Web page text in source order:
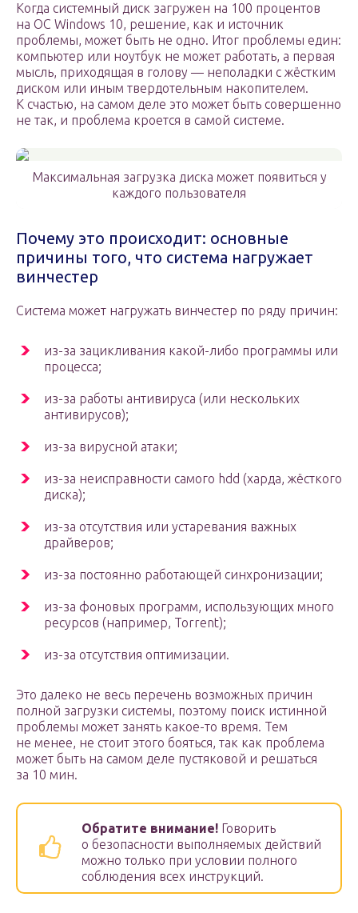
Когда системный диск загружен на 100 процентов
на ОС Windows 10, решение, как и источник
проблемы, может быть не одно. Итог проблемы един:
компьютер или ноутбук не может работать, а первая
мысль, приходящая в голову — неполадки с жёстким
диском или иным твердотельным накопителем.
К счастью, на самом деле это может быть совершенно
не так, и проблема кроется в самой системе.
Максимальная загрузка диска может появиться у
каждого пользователя
Почему это происходит: основные
причины того, что система нагружает
винчестер
Система может нагружать винчестер по ряду причин:
из-за зацикливания какой-либо программы или
процесса;
из-за работы антивируса (или нескольких
антивирусов);
из-за вирусной атаки;
из-за неисправности самого hdd (харда, жёсткого
диска);
из-за отсутствия или устаревания важных
драйверов;
из-за постоянно работающей синхронизации;
из-за фоновых программ, использующих много
ресурсов (например, Torrent);
из-за отсутствия оптимизации.
Это далеко не весь перечень возможных причин
полной загрузки системы, поэтому поиск истинной
проблемы может занять какое-то время. Тем
не менее, не стоит этого бояться, так как проблема
может быть на самом деле пустяковой и решаться
за 10 мин.
Обратите внимание! Говорить
о безопасности выполняемых действий
можно только при условии полного
соблюдения всех инструкций.